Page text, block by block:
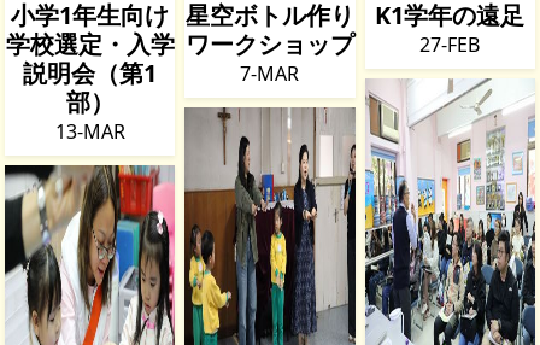
小学1年生向け
学校選定・入学
説明会（第1
部）
13-MAR
星空ボトル作り
ワークショップ
7-MAR
K1学年の遠足
27-FEB